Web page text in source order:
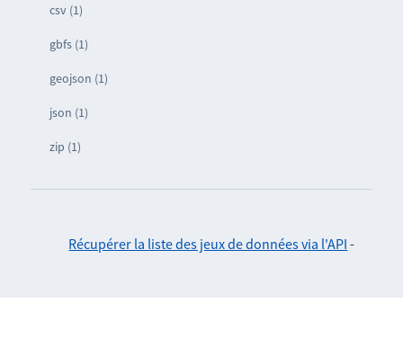
csv (1)
gbfs (1)
geojson (1)
json (1)
zip (1)
Récupérer la liste des jeux de données via l'API -